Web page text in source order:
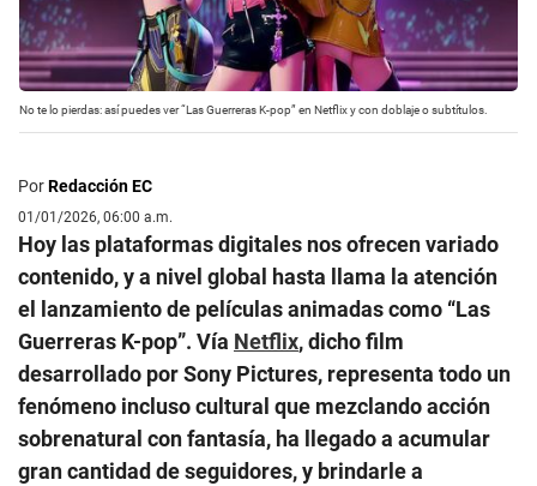
No te lo pierdas: así puedes ver “Las Guerreras K-pop” en Netflix y con doblaje o subtítulos.
PorRedacción EC
01/01/2026, 06:00 a.m.
Hoy las plataformas digitales nos ofrecen variado
contenido, y a nivel global hasta llama la atención
el lanzamiento de películas animadas como “Las
Guerreras K-pop”. Vía Netflix, dicho film
desarrollado por Sony Pictures, representa todo un
fenómeno incluso cultural que mezclando acción
sobrenatural con fantasía, ha llegado a acumular
gran cantidad de seguidores, y brindarle a